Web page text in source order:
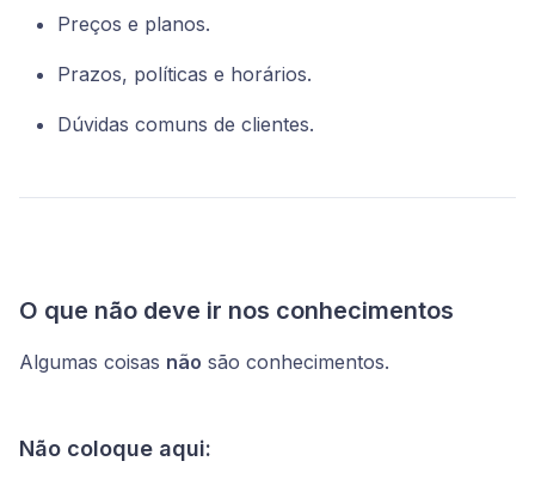
Preços e planos.
Prazos, políticas e horários.
Dúvidas comuns de clientes.
O que não deve ir nos conhecimentos
Algumas coisas não são conhecimentos.
Não coloque aqui: